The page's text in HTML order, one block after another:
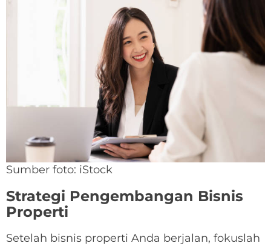
Sumber foto: iStock
Strategi Pengembangan Bisnis
Properti
Setelah bisnis properti Anda berjalan, fokuslah